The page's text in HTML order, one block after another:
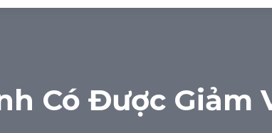
Có Được Giảm